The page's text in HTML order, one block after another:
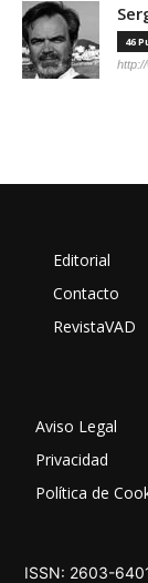
46
Editorial
Contacto
RevistaVAD
Aviso Legal
Privacidad
Política de
ISSN: 2603-